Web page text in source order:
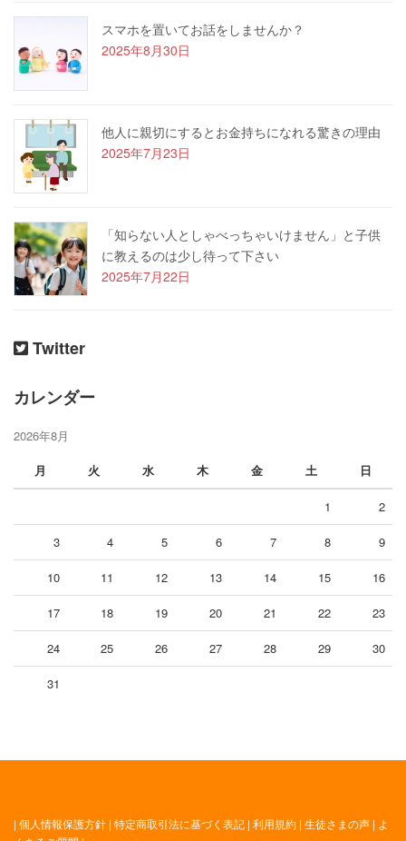
スマホを置いてお話をしませんか？
2025年8月30日
他人に親切にするとお金持ちになれる驚きの理由
2025年7月23日
「知らない人としゃべっちゃいけません」と子供
に教えるのは少し待って下さい
2025年7月22日
Twitter
カレンダー
2026年8月
月
火 水 木 金 土 日
1 2
3 4 5 6 7 8 9
10 11 12 13 14 15 16
17 18 19 20 21 22 23
24 25 26 27 28 29 30
31
| 個人情報保護方針 | 特定商取引法に基づく表記 | 利用規約 | 生徒さまの声 | よ